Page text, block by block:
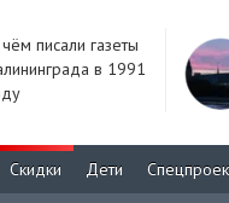
писали газеты
в 1991
Скидки Дети